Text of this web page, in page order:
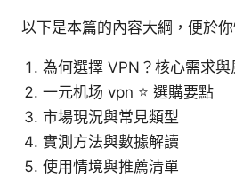
以下是本篇的內容大綱，便於你
為何選擇 VPN？核心需求與
一元机场 vpn ⭐ 選購要點
市場現況與常見類型
實測方法與數據解讀
使用情境與推薦清單